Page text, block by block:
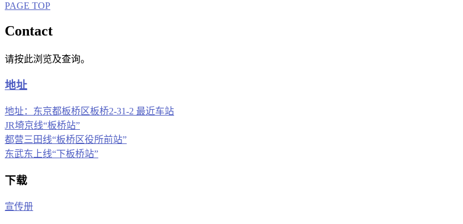
PAGE TOP
Contact
请按此浏览及查询。
地址
地址：东京都板桥区板桥2-31-2 最近车站
JR埼京线“板桥站”
都营三田线“板桥区役所前站”
东武东上线“下板桥站”
下载
宣传册